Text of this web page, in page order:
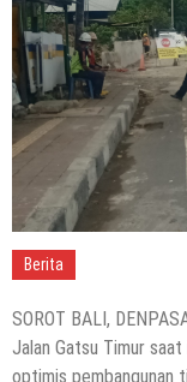
Berita
SOROT BALI,
Jalan Gatsu Timur saat
optimis pembangunan